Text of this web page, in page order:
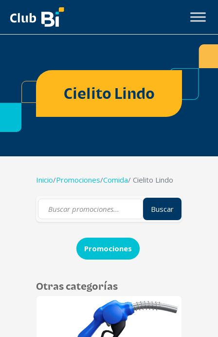
Cielito Lindo
Inicio/Promociones/Comida/ Cielito Lindo
Buscar
Promociones
Otras categorías